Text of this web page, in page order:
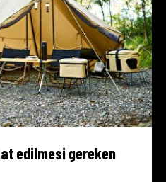
edilmesi gereken